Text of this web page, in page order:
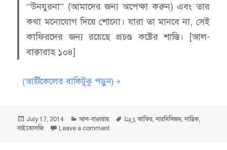
“উনযুরনা” (আমাদের জন্য অপেক্ষা করুন) এবং তার
কথা মনোযোগ দিয়ে শোনো। যারা তা মানবে না, সেই
কাফিরদের জন্য রয়েছে প্রচণ্ড কষ্টের শাস্তি। [আল-
বাক্বারাহ ১০৪]
(আর্টিকেলের বাকিটুকু পড়ুন)
Posted
on
July 17, 2014 Categories
আল-বাক্বারাহ Tags
رَٰعِنَا ,কাফির ,নারসিসিজম,নাস্তিক,
সাইকোলজি
Leave a commenton তার কথা মনোযোগ দিয়ে শোনো — আল-